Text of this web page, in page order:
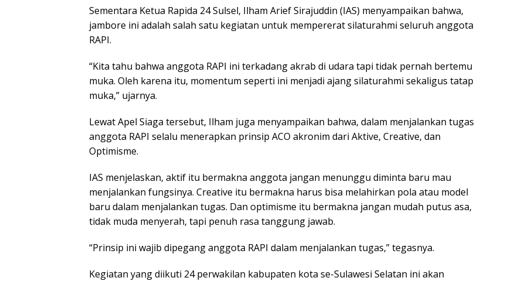
Sementara Ketua Rapida 24 Sulsel, Ilham Arief Sirajuddin (IAS) menyampaikan bahwa,
jambore ini adalah salah satu kegiatan untuk mempererat silaturahmi seluruh anggota
RAPI.
“Kita tahu bahwa anggota RAPI ini terkadang akrab di udara tapi tidak pernah bertemu
muka. Oleh karena itu, momentum seperti ini menjadi ajang silaturahmi sekaligus tatap
muka,” ujarnya.
Lewat Apel Siaga tersebut, Ilham juga menyampaikan bahwa, dalam menjalankan tugas
anggota RAPI selalu menerapkan prinsip ACO akronim dari Aktive, Creative, dan
Optimisme.
IAS menjelaskan, aktif itu bermakna anggota jangan menunggu diminta baru mau
menjalankan fungsinya. Creative itu bermakna harus bisa melahirkan pola atau model
baru dalam menjalankan tugas. Dan optimisme itu bermakna jangan mudah putus asa,
tidak muda menyerah, tapi penuh rasa tanggung jawab.
“Prinsip ini wajib dipegang anggota RAPI dalam menjalankan tugas,” tegasnya.
Kegiatan yang diikuti 24 perwakilan kabupaten kota se-Sulawesi Selatan ini akan